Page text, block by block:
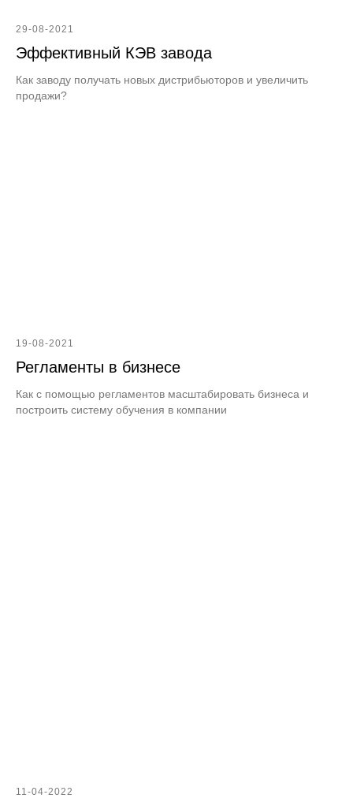
29-08-2021
Эффективный КЭВ завода
Как заводу получать новых дистрибьюторов и увеличить
продажи?
19-08-2021
Регламенты в бизнесе
Как с помощью регламентов масштабировать бизнеса и
построить систему обучения в компании
11-04-2022